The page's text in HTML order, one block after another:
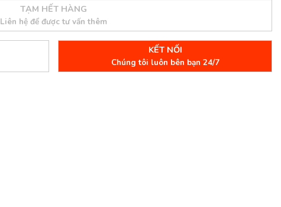
TẠM HẾT HÀNG
Liên hệ để được tư vấn thêm
KẾT NỐI
Chúng tôi luôn bên bạn 24/7